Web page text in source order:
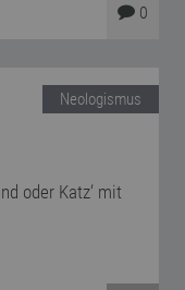
0
Neologismus
oder Katz‘ mit